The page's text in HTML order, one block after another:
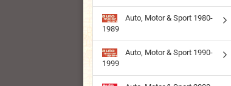
Auto, Motor & Sport 1980-
1989
Auto, Motor & Sport 1990-
1999